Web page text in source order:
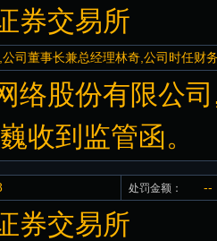
券交易所
司董事长兼总经理林奇,公司时任财
络股份有限公
收到监管函。
处罚金额： --
券交易所